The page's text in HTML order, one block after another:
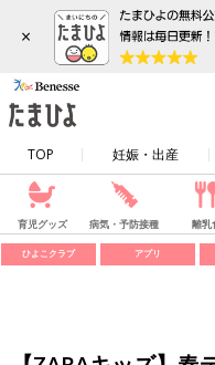
×
TOP 妊娠・出産
育児グッズ 病気・予防接種 離乳
ひよこクラブ アプリ